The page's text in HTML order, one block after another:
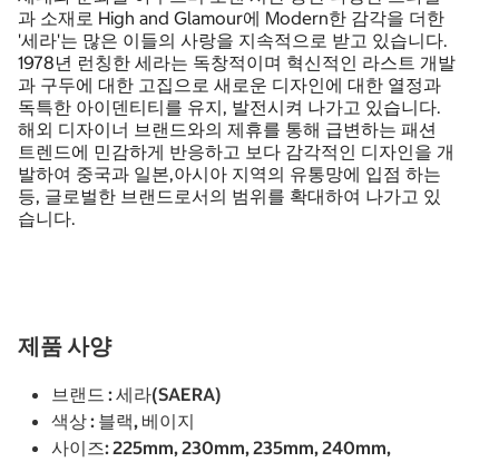
과 소재로 High and Glamour에 Modern한 감각을 더한
'세라'는 많은 이들의 사랑을 지속적으로 받고 있습니다.
1978년 런칭한 세라는 독창적이며 혁신적인 라스트 개발
과 구두에 대한 고집으로 새로운 디자인에 대한 열정과
독특한 아이덴티티를 유지, 발전시켜 나가고 있습니다.
해외 디자이너 브랜드와의 제휴를 통해 급변하는 패션
트렌드에 민감하게 반응하고 보다 감각적인 디자인을 개
발하여 중국과 일본,아시아 지역의 유통망에 입점 하는
등, 글로벌한 브랜드로서의 범위를 확대하여 나가고 있
습니다.
제품 사양
브랜드 : 세라(SAERA)
색상 : 블랙, 베이지
사이즈: 225mm, 230mm, 235mm, 240mm,